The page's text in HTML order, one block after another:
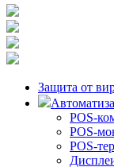
Защита от
POS-
POS-
POS-